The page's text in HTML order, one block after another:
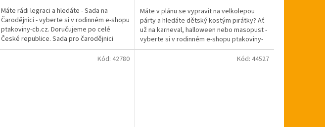
Máte rádi legraci a hledáte - Sada na
Čarodějnici - vyberte si v rodinném e-shopu
ptakoviny-cb.cz. Doručujeme po celé
České republice. Sada pro čarodějnici
nebo čaroděje...
Máte v plánu se vypravit na velkolepou
párty a hledáte dětský kostým pirátky? Ať
už na karneval, halloween nebo masopust -
vyberte si v rodinném e-shopu ptakoviny-
cb.cz....
Kód: 42780 Kód: 44527